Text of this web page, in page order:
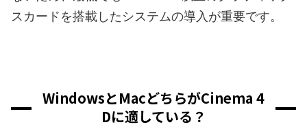
スカードを搭載したシステムの導入が重要です。
WindowsとMacどちらがCinema 4
Dに適している？